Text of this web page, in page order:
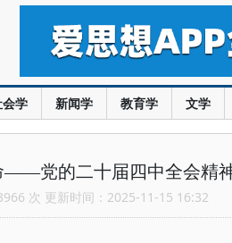
学 新闻学 教育学 文学
——党的二十届四中全会精
次 更新时间：2025-11-15 16:32